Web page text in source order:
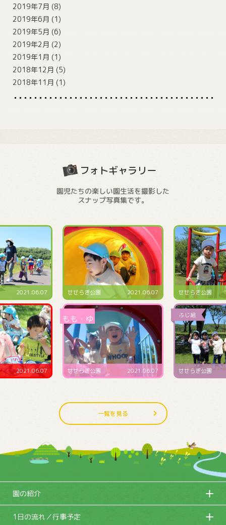
2019年7月 (8)
2019年6月 (1)
2019年5月 (6)
2019年2月 (2)
2019年1月 (1)
2018年12月 (5)
2018年11月 (1)
フォトギャラリー
園児たちの楽しい園生活を撮影した
スナップ写真集です。
2021.06.07
2021.06.07
せせらぎ公園 2021.06.07
せせらぎ公園 2021.06.07
せせらぎ公園
せせらぎ公園
一覧を見る
園の紹介
1日の流れ／行事予定